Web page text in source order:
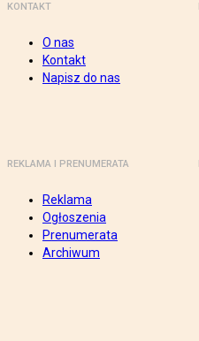
KONTAKT
O nas
Kontakt
Napisz do nas
REKLAMA I PRENUMERATA
Reklama
Ogłoszenia
Prenumerata
Archiwum